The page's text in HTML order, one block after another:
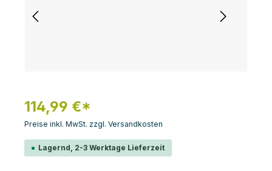
114,99 €*
Preise inkl. MwSt. zzgl. Versandkosten
Lagernd, 2-3 Werktage Lieferzeit